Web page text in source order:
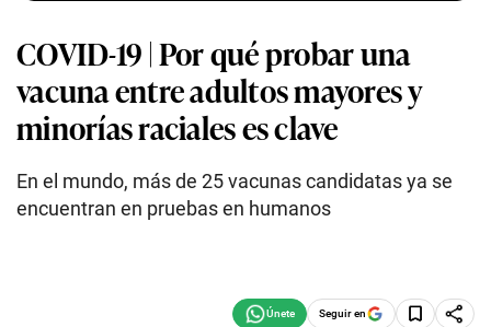
COVID-19 | Por qué probar una
vacuna entre adultos mayores y
minorías raciales es clave
En el mundo, más de 25 vacunas candidatas ya se
encuentran en pruebas en humanos
Seguir en